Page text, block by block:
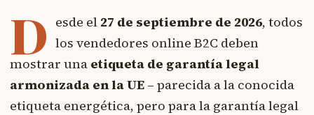
D esde el 27 de septiembre de 2026, todos
los vendedores online B2C deben
mostrar una etiqueta de garantía legal
armonizada en la UE – parecida a la conocida
etiqueta energética, pero para la garantía legal